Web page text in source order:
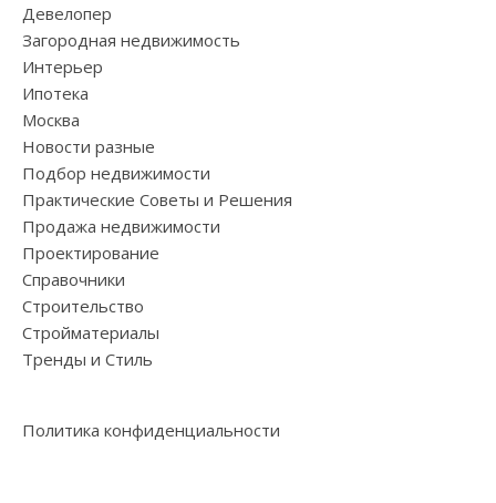
Девелопер
Загородная недвижимость
Интерьер
Ипотека
Москва
Новости разные
Подбор недвижимости
Практические Советы и Решения
Продажа недвижимости
Проектирование
Справочники
Строительство
Стройматериалы
Тренды и Стиль
Политика конфиденциальности